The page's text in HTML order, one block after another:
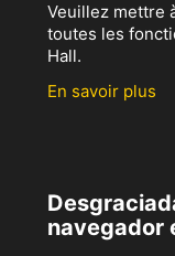
Veuillez mettre
toutes les
Hall.
En savoir plus
navegador